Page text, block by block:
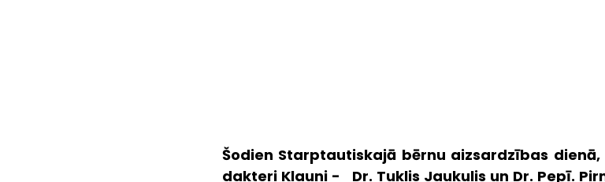
Šodien Starptautiskajā bērnu aizsardzības
dakteri Klauni -   Dr. Tuklis Jaukulis un Dr. Pepī.